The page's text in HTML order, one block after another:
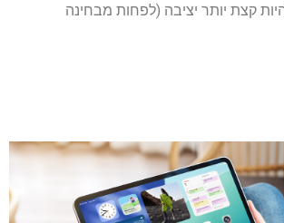
קצת יותר יציבה (לפחות מבחינה